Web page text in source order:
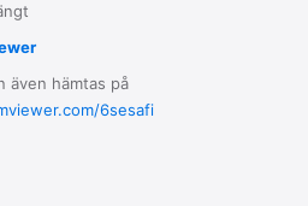
även hämtas på
6sesafi